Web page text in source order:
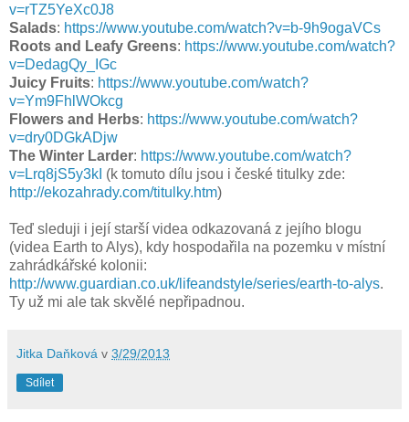
v=rTZ5YeXc0J8
Salads: https://www.youtube.com/watch?v=b-9h9ogaVCs
Roots and Leafy Greens: https://www.youtube.com/watch?
v=DedagQy_IGc
Juicy Fruits: https://www.youtube.com/watch?
v=Ym9FhlWOkcg
Flowers and Herbs: https://www.youtube.com/watch?
v=dry0DGkADjw
The Winter Larder: https://www.youtube.com/watch?
v=Lrq8jS5y3kI (k tomuto dílu jsou i české titulky zde:
http://ekozahrady.com/titulky.htm)
Teď sleduji i její starší videa odkazovaná z jejího blogu
(videa Earth to Alys), kdy hospodařila na pozemku v místní
zahrádkářské kolonii:
http://www.guardian.co.uk/lifeandstyle/series/earth-to-alys.
Ty už mi ale tak skvělé nepřipadnou.
Jitka Daňková v 3/29/2013
Sdílet